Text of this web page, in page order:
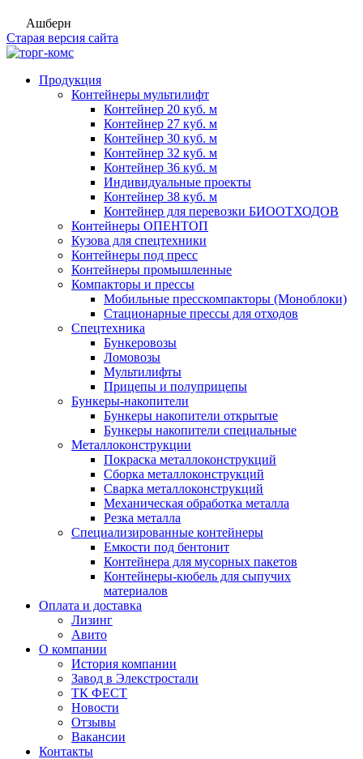
Ашберн
Старая версия сайта
Продукция
Контейнеры мультилифт
Контейнер 20 куб. м
Контейнер 27 куб. м
Контейнер 30 куб. м
Контейнер 32 куб. м
Контейнер 36 куб. м
Индивидуальные проекты
Контейнер 38 куб. м
Контейнер для перевозки БИООТХОДОВ
Контейнеры ОПЕНТОП
Кузова для спецтехники
Контейнеры под пресс
Контейнеры промышленные
Компакторы и прессы
Мобильные пресскомпакторы (Моноблоки)
Стационарные прессы для отходов
Спецтехника
Бункеровозы
Ломовозы
Мультилифты
Прицепы и полуприцепы
Бункеры-накопители
Бункеры накопители открытые
Бункеры накопители специальные
Металлоконструкции
Покраска металлоконструкций
Сборка металлоконструкций
Сварка металлоконструкций
Механическая обработка металла
Резка металла
Специализированные контейнеры
Емкости под бентонит
Контейнера для мусорных пакетов
Контейнеры-кюбель для сыпучих
материалов
Оплата и доставка
Лизинг
Авито
О компании
История компании
Завод в Элекстростали
ТК ФЕСТ
Новости
Отзывы
Вакансии
Контакты